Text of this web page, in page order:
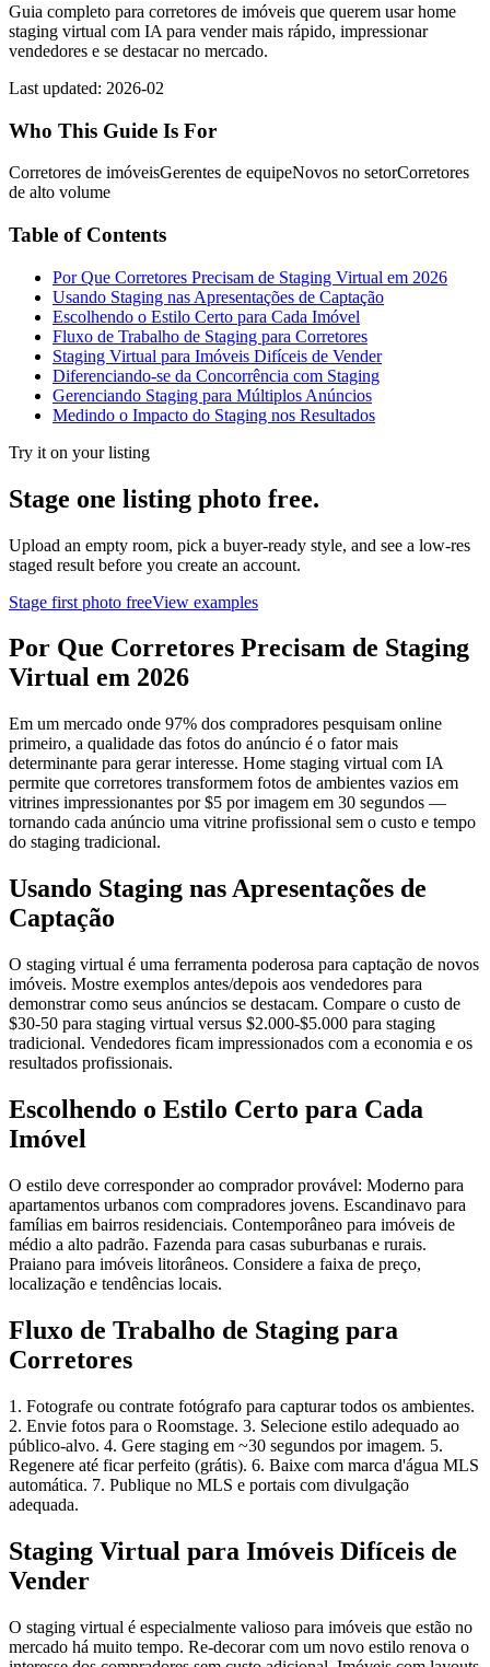
Guia completo para corretores de imóveis que querem usar home
staging virtual com IA para vender mais rápido, impressionar
vendedores e se destacar no mercado.
Last updated: 2026-02
Who This Guide Is For
Corretores de imóveisGerentes de equipeNovos no setorCorretores
de alto volume
Table of Contents
Por Que Corretores Precisam de Staging Virtual em 2026
Usando Staging nas Apresentações de Captação
Escolhendo o Estilo Certo para Cada Imóvel
Fluxo de Trabalho de Staging para Corretores
Staging Virtual para Imóveis Difíceis de Vender
Diferenciando-se da Concorrência com Staging
Gerenciando Staging para Múltiplos Anúncios
Medindo o Impacto do Staging nos Resultados
Try it on your listing
Stage one listing photo free.
Upload an empty room, pick a buyer-ready style, and see a low-res
staged result before you create an account.
Stage first photo freeView examples
Por Que Corretores Precisam de Staging
Virtual em 2026
Em um mercado onde 97% dos compradores pesquisam online
primeiro, a qualidade das fotos do anúncio é o fator mais
determinante para gerar interesse. Home staging virtual com IA
permite que corretores transformem fotos de ambientes vazios em
vitrines impressionantes por $5 por imagem em 30 segundos —
tornando cada anúncio uma vitrine profissional sem o custo e tempo
do staging tradicional.
Usando Staging nas Apresentações de
Captação
O staging virtual é uma ferramenta poderosa para captação de novos
imóveis. Mostre exemplos antes/depois aos vendedores para
demonstrar como seus anúncios se destacam. Compare o custo de
$30-50 para staging virtual versus $2.000-$5.000 para staging
tradicional. Vendedores ficam impressionados com a economia e os
resultados profissionais.
Escolhendo o Estilo Certo para Cada
Imóvel
O estilo deve corresponder ao comprador provável: Moderno para
apartamentos urbanos com compradores jovens. Escandinavo para
famílias em bairros residenciais. Contemporâneo para imóveis de
médio a alto padrão. Fazenda para casas suburbanas e rurais.
Praiano para imóveis litorâneos. Considere a faixa de preço,
localização e tendências locais.
Fluxo de Trabalho de Staging para
Corretores
1. Fotografe ou contrate fotógrafo para capturar todos os ambientes.
2. Envie fotos para o Roomstage. 3. Selecione estilo adequado ao
público-alvo. 4. Gere staging em ~30 segundos por imagem. 5.
Regenere até ficar perfeito (grátis). 6. Baixe com marca d'água MLS
automática. 7. Publique no MLS e portais com divulgação
adequada.
Staging Virtual para Imóveis Difíceis de
Vender
O staging virtual é especialmente valioso para imóveis que estão no
mercado há muito tempo. Re-decorar com um novo estilo renova o